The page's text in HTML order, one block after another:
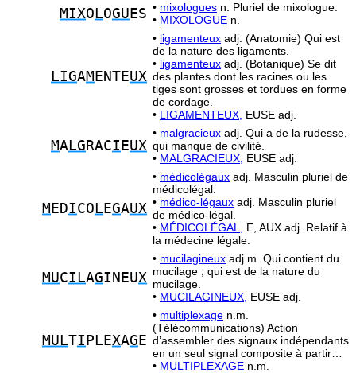
MIXO LOGU ES • mixologues n. Pluriel de mixologue.
• MIXOLOGUE n.
LIGAM ENTEUX
• ligamenteux adj. (Anatomie) Qui est
de la nature des ligaments.
• ligamenteux adj. (Botanique) Se dit
des plantes dont les racines ou les
tiges sont grosses et tordues en forme
de cordage.
• LIGAMENTEUX, EUSE adj.
MALG RACI EUX
• malgracieux adj. Qui a de la rudesse,
qui manque de civilité.
• MALGRACIEUX, EUSE adj.
M EDICO L EGAUX
• médicolégaux adj. Masculin pluriel de
médicolégal.
• médico-légaux adj. Masculin pluriel
de médico-légal.
• MÉDICOLÉGAL,
E, AUX adj. Relatif à
la médecine légale.
MUCILAGINEUX
• mucilagineux adj.m. Qui contient du
mucilage ; qui est de la nature du
mucilage.
• MUCILAGINEUX, EUSE adj.
MULTI PLEXAG E
• multiplexage n.m.
(Télécommunications) Action
d’assembler des signaux indépendants
en un seul signal composite à partir…
• MULTIPLEXAGE n.m.